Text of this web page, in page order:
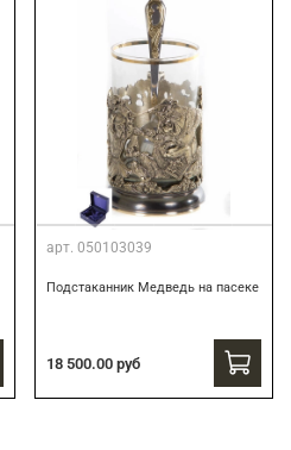
арт. 050103039
Подстаканник Медведь на пасеке
18 500.00 руб